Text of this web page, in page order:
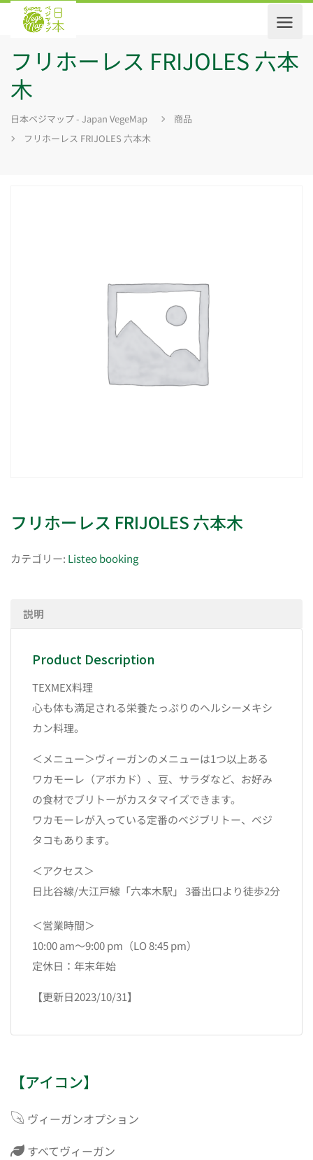
フリホーレス FRIJOLES 六本
木
日本ベジマップ - Japan VegeMap
商品
フリホーレス FRIJOLES 六本木
フリホーレス FRIJOLES 六本木
カテゴリー: Listeo booking
説明
Product Description
TEXMEX料理
心も体も満足される栄養たっぷりのヘルシーメキシ
カン料理。
＜メニュー＞ヴィーガンのメニューは1つ以上ある
ワカモーレ（アボカド）、豆、サラダなど、お好み
の食材でブリトーがカスタマイズできます。
ワカモーレが入っている定番のベジブリトー、ベジ
タコもあります。
＜アクセス＞
日比谷線/大江戸線「六本木駅」 3番出口より徒歩2分
＜営業時間＞
10:00 am〜9:00 pm（LO 8:45 pm）
定休日：年末年始
【更新日2023/10/31】
【アイコン】
ヴィーガンオプション
すべてヴィーガン